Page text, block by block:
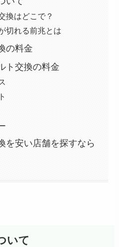
換はどこで？
切れる前兆とは
の料金
ト交換の料金
を安い店舗を探すなら
いて